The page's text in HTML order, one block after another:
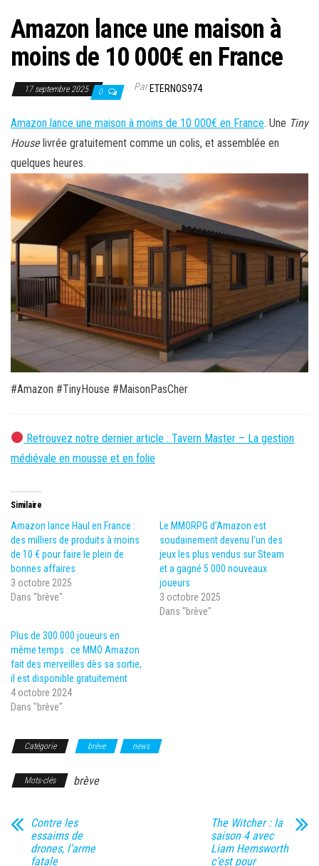
Amazon lance une maison à
moins de 10 000€ en France
17 septembre 2025 0 ParETERNOS974
Amazon lance une maison à moins de 10 000€ en France. Une Tiny
Houselivrée gratuitement comme un colis, et assemblée en
quelques heures.
#Amazon #TinyHouse #MaisonPasCher
Retrouvez notre dernier article : Tavern Master – La gestion
médiévale en mousse et en folie
Similaire
Amazon lance Haul en France :
des milliers de produits à moins
de 10 € pour faire le plein de
bonnes affaires
3 octobre 2025
Dans "brève"
Le MMORPG d’Amazon est
soudainement devenu l’un des
jeux les plus vendus sur Steam
et a gagné 5 000 nouveaux
joueurs
3 octobre 2025
Dans "brève"
Plus de 300.000 joueurs en
même temps : ce MMO Amazon
fait des merveilles dès sa sortie,
il est disponible gratuitement
4 octobre 2024
Dans "brève"
Catégorie brève news
Mots-clés brève
Contre les
essaims de
drones, l’arme
fatale
The Witcher : la
saison 4 avec
Liam Hemsworth
c’est pour